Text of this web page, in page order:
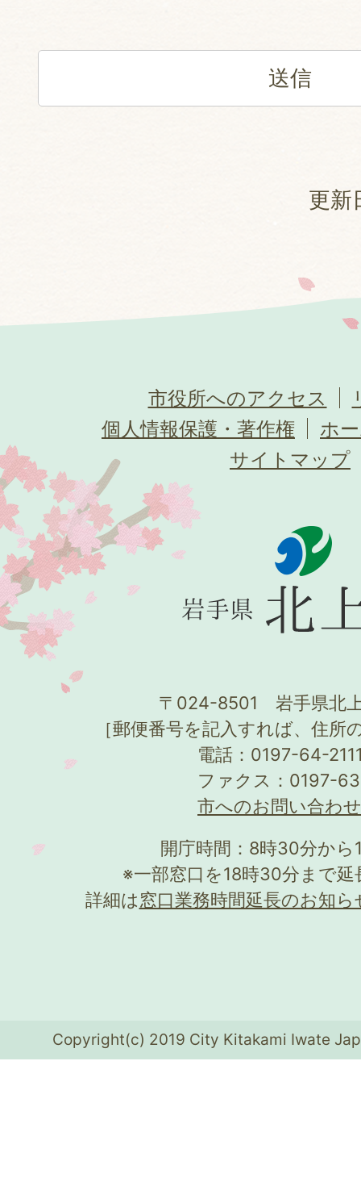
更新
市役所へのアクセス
個人情報保護・著作権
ホ
サイトマップ
〒024-8501 岩手県北
［郵便番号を記入すれば、住所
電話：0197-64-
ファクス：0197-
市へのお問い合わ
開庁時間：8時30分か
※一部窓口を18時30分まで
詳細は窓口業務時間延長のお知ら
Copyright(c) 2019 City Kitakami Iwate